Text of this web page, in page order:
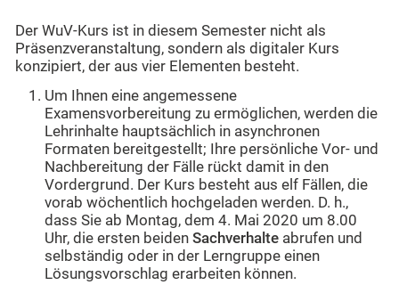
Der WuV-Kurs ist in diesem Semester nicht als
Präsenzveranstaltung, sondern als digitaler Kurs
konzipiert, der aus vier Elementen besteht.
Um Ihnen eine angemessene
Examensvorbereitung zu ermöglichen, werden die
Lehrinhalte hauptsächlich in asynchronen
Formaten bereitgestellt; Ihre persönliche Vor- und
Nachbereitung der Fälle rückt damit in den
Vordergrund. Der Kurs besteht aus elf Fällen, die
vorab wöchentlich hochgeladen werden. D. h.,
dass Sie ab Montag, dem 4. Mai 2020 um 8.00
Uhr, die ersten beidenSachverhalte abrufen und
selbständig oder in der Lerngruppe einen
Lösungsvorschlag erarbeiten können.